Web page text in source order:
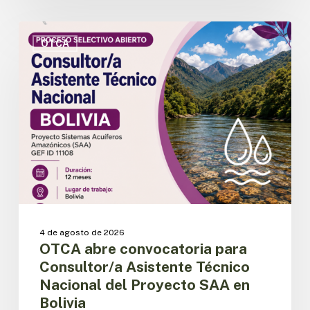
OTCA
OTCA
abre
convocatoria
para
Consultor/a
Asistente
Técnico
Nacional
del
Proyecto
SAA
4 de agosto de 2026
OTCA abre convocatoria para
Consultor/a Asistente Técnico
Nacional del Proyecto SAA en
Bolivia